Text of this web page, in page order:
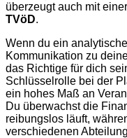
überzeugt auch mit einer
TVöD.
Wenn du ein
Kommunikation zu
das Richtige für dich
Schlüsselrolle bei der
ein hohes Maß an
Du überwachst die
reibungslos läuft,
verschiedenen